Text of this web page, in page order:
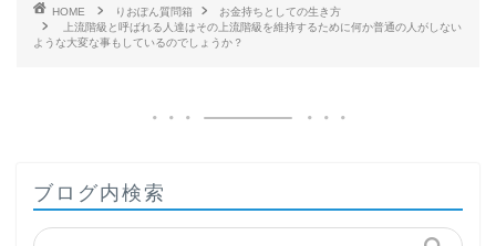
HOME りおぽん質問箱
お金持ちとしての生き方
上流階級と呼ばれる人達はその上流階級を維持するために何か普通の人がしない
ような大変な事もしているのでしょうか？
ブログ内検索